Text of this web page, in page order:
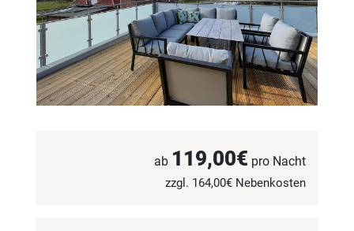
ab 119,00€ pro Nacht
zzgl. 164,00€ Nebenkosten